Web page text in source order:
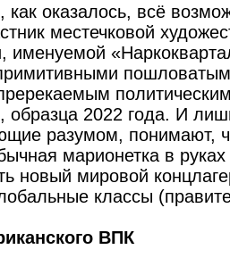
оказалось, всё
местечковой
именуемой
образца 2022 года. И
разумом, понимают,
марионетка в руках
новый мировой
классы
ВПК